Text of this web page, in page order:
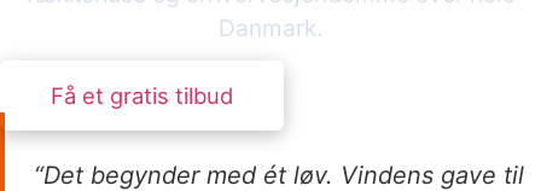
Danmark.
Få et gratis tilbud
“Det begynder med ét løv. Vindens gave til